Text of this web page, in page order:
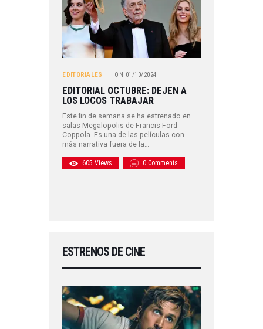
EDITORIALES ON 01/10/2024
EDITORIAL OCTUBRE: DEJEN A
LOS LOCOS TRABAJAR
Este fin de semana se ha estrenado en
salas Megalopolis de Francis Ford
Coppola. Es una de las películas con
más narrativa fuera de la…
605 Views 0 Comments
ESTRENOS DE CINE